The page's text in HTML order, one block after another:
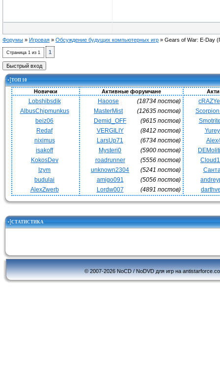
Форумы » Игровая » Обсуждение будущих компьютерных игр » Gears of War: E-Day
Страница 1 из 1 1
ТОП 10
Новички Активные форумчане
Lobshibsdik
AlbusChipmunkus
beiz06
Redaf
niximus
isakoff
KokosDev
Izym
budulai
AlexZwerb
Haoose
(18734 постов)
MasterMist
(12635 постов)
Demid_OFF
(9615 постов)
VERGILIY
(8412 постов)
LarsUp71
(6734 постов)
Mysteri0
(5900 постов)
roadrunner
(5556 постов)
unknown2304
(5241 постов)
amigo091
(5056 постов)
Lordw007
(4891 постов)
СТАТИСТИКА
© 2007-2026 NoCD / NoDVD для игр на